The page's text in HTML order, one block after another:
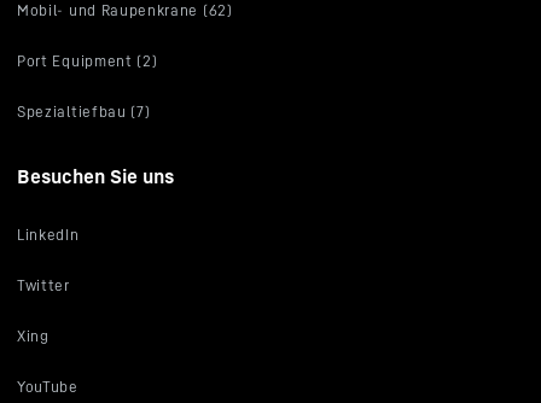
Mobil- und Raupenkrane (62)
Port Equipment (2)
Spezialtiefbau (7)
Besuchen Sie uns
LinkedIn
Twitter
Xing
YouTube